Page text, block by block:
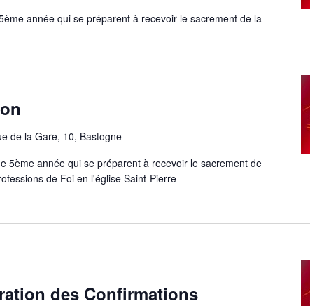
année qui se préparent à recevoir le sacrement de la
de la Gare, 10, Bastogne
5ème année qui se préparent à recevoir le sacrement de
de Foi en l'église Saint-Pierre
des Confirmations